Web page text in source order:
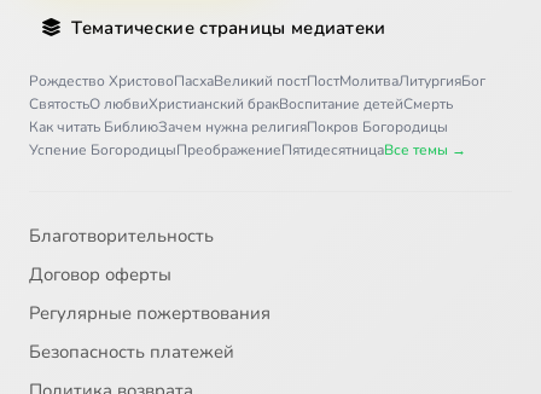
Тематические страницы медиатеки
Рождество ХристовоПасхаВеликий постПостМолитваЛитургияБог
СвятостьО любвиХристианский бракВоспитание детейСмерть
Как читать БиблиюЗачем нужна религияПокров Богородицы
Успение БогородицыПреображениеПятидесятницаВсе темы →
Благотворительность
Договор оферты
Регулярные пожертвования
Безопасность платежей